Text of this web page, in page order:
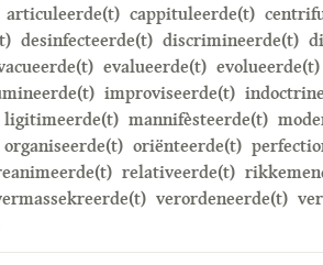
articuleerde(t) cappituleerde(t)
desinfecteerde(t) discrimineerde(t)
evalueerde(t) evolueerde(t)
improviseerde(t)
ligitimeerde(t) mannifèsteerde(t)
organiseerde(t) oriënteerde(t)
relativeerde(t)
verordeneerde(t)